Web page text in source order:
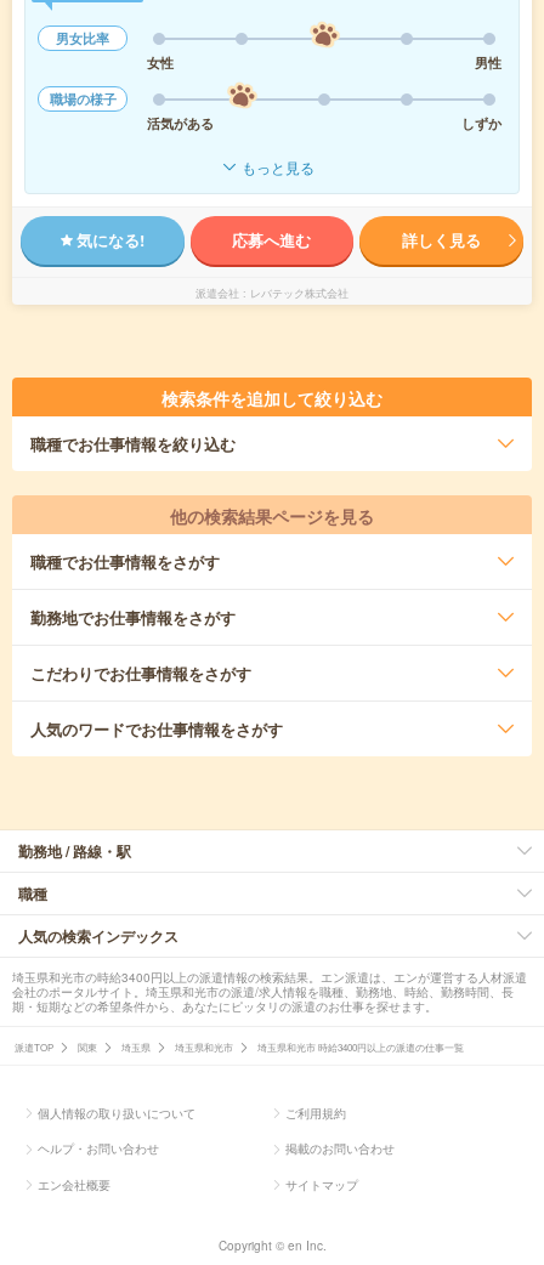
男女比率
女性
男性
職場の様子
活気がある
しずか
もっと見る
気になる! 応募へ進む 詳しく見る
派遣会社 レバテック株式会社
検索条件を追加して絞り込む
職種でお仕事情報を絞り込む
他の検索結果ページを見る
職種でお仕事情報をさがす
勤務地でお仕事情報をさがす
こだわりでお仕事情報をさがす
人気のワードでお仕事情報をさがす
勤務地 / 路線・駅
職種
人気の検索インデックス
埼玉県和光市の時給3400円以上の派遣情報の検索結果。エン派遣は、エンが運営する人材派遣
会社のポータルサイト。埼玉県和光市の派遣/求人情報を職種、勤務地、時給、勤務時間、長
期・短期などの希望条件から、あなたにピッタリの派遣のお仕事を探せます。
派遣TOP 関東 埼玉県 埼玉県和光市 埼玉県和光市 時給3400円以上の派遣の仕事一覧
個人情報の取り扱いについて ご利用規約
ヘルプ・お問い合わせ 掲載のお問い合わせ
エン会社概要 サイトマップ
Copyright © en Inc.